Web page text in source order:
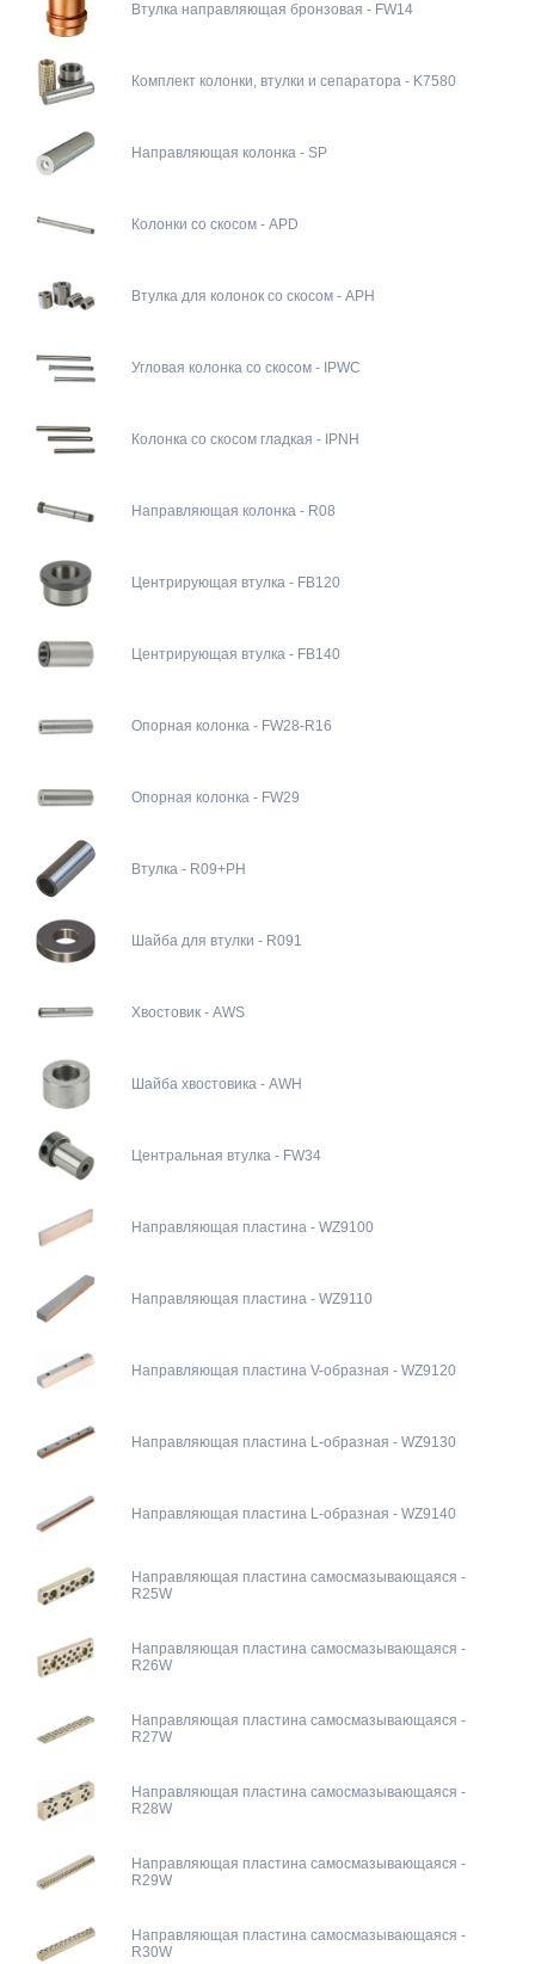
Втулка направляющая бронзовая - FW14
Комплект колонки, втулки и сепаратора - K7580
Направляющая колонка - SP
Колонки со скосом - APD
Втулка для колонок со скосом - APH
Угловая колонка со скосом - IPWC
Колонка со скосом гладкая - IPNH
Направляющая колонка - R08
Центрирующая втулка - FB120
Центрирующая втулка - FB140
Опорная колонка - FW28-R16
Опорная колонка - FW29
Втулка - R09+PH
Шайба для втулки - R091
Хвостовик - AWS
Шайба хвостовика - AWH
Центральная втулка - FW34
Направляющая пластина - WZ9100
Направляющая пластина - WZ9110
Направляющая пластина V-образная - WZ9120
Направляющая пластина L-образная - WZ9130
Направляющая пластина L-образная - WZ9140
Направляющая пластина самосмазывающаяся -
R25W
Направляющая пластина самосмазывающаяся -
R26W
Направляющая пластина самосмазывающаяся -
R27W
Направляющая пластина самосмазывающаяся -
R28W
Направляющая пластина самосмазывающаяся -
R29W
Направляющая пластина самосмазывающаяся -
R30W